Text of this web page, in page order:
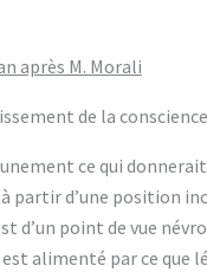
après M. Morali
de la
ce qui
à partir d’une position
d’un point de vue
alimenté par ce que